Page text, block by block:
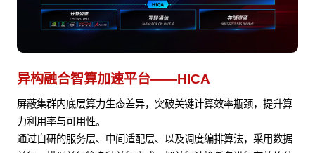
异构融合智算加速平台——HICA
屏蔽集群内底层算力生态差异，突破关键计算效率瓶颈，提升算
力利用率与可用性。
通过自研的服务层、中间适配层、以及调度编排算法，采用数据